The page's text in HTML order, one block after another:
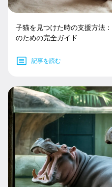
子猫を見つけた時の支援方法
のための完全ガイド
記事を読む